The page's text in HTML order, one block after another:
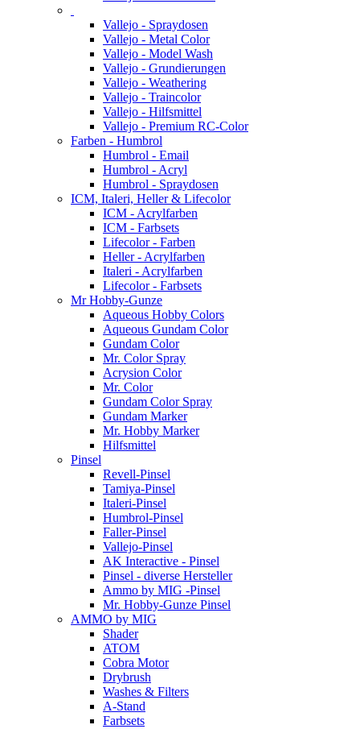
Vallejo - Spraydosen
Vallejo - Metal Color
Vallejo - Model Wash
Vallejo - Grundierungen
Vallejo - Weathering
Vallejo - Traincolor
Vallejo - Hilfsmittel
Vallejo - Premium RC-Color
Farben - Humbrol
Humbrol - Email
Humbrol - Acryl
Humbrol - Spraydosen
ICM, Italeri, Heller & Lifecolor
ICM - Acrylfarben
ICM - Farbsets
Lifecolor - Farben
Heller - Acrylfarben
Italeri - Acrylfarben
Lifecolor - Farbsets
Mr Hobby-Gunze
Aqueous Hobby Colors
Aqueous Gundam Color
Gundam Color
Mr. Color Spray
Acrysion Color
Mr. Color
Gundam Color Spray
Gundam Marker
Mr. Hobby Marker
Hilfsmittel
Pinsel
Revell-Pinsel
Tamiya-Pinsel
Italeri-Pinsel
Humbrol-Pinsel
Faller-Pinsel
Vallejo-Pinsel
AK Interactive - Pinsel
Pinsel - diverse Hersteller
Ammo by MIG -Pinsel
Mr. Hobby-Gunze Pinsel
AMMO by MIG
Shader
ATOM
Cobra Motor
Drybrush
Washes & Filters
A-Stand
Farbsets